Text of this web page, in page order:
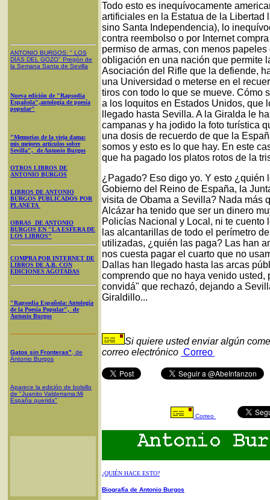
ANTONIO BURGOS: " LOS
DÍAS DEL GOZO" Pregón de
la Semana Santa de Sevilla
Nueva edición de "Rapsodia
Española",antología de poesía
popular"
"Memorias de la vieja dama:
mis mejores artículos sobre
Sevilla", de Antonio Burgos
OTROS LIBROS DE
ANTONIO BURGOS
LIBROS DE ANTONIO
BURGOS PUBLICADOS POR
PLANETA
OBRAS DE ANTONIO
BURGOS EN "LA ESFERA DE
LOS LIBROS"
COMPRA POR INTERNET DE
LIBROS DE A.B. CON
EDICIONES AGOTADAS
"Rapsodia Española: Antología
de la Poesía Popular", de
Antonio Burgos
Gatos sin Fronteras" , de
Antonio Burgos
Aparece la edición de bolsillo
de "Juanito Valderrama:Mi
España querida"
Todo esto es inequívocamente
artificiales en la Estatua de la Libertad
sino Santa Independencia), lo
contra reembolso o por Internet
permiso de armas, con menos
obligación en una nación que permite
Asociación del Rifle que la defiende,
una Universidad o meterse en el
tiros con todo lo que se mueve. Cómo
a los loquitos en Estados Unidos, que
llegado hasta Sevilla. A la Giralda le
campanas y ha jodido la foto turística
una dosis de recuerdo de que la
somos y esto es lo que hay. En este
que ha pagado los platos rotos de la
¿Pagado? Eso digo yo. Y esto ¿quién
Gobierno del Reino de España, la
visita de Obama a Sevilla? Nada más
Alcázar ha tenido que ser un dinero
Policías Nacional y Local, ni te
las alcantarillas de todo el perímetro
utilizadas, ¿quién las paga? Las han
nos cuesta pagar el cuarto que no
Dallas han llegado hasta las arcas
comprendo que no haya venido
convidá" que rechazó, dejando a
Giraldillo...
Si quiere usted enviar algún
correo electrónico Correo
Correo
¿QUIÉN HACE ESTO?
Biografía de Antonio Burgos